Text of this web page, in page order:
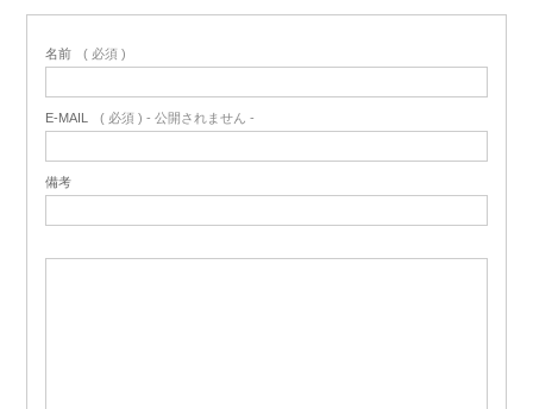
名前 ( 必須 )
E-MAIL ( 必須 ) - 公開されません -
備考